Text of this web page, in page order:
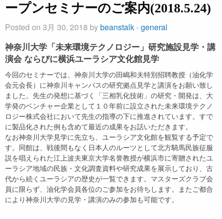
ープンセミナーのご案内(2018.5.24)
Posted on 3月 30, 2018 bybeanstalk-general
神奈川大学「未来環境テクノロジー」研究施設見学・講
演会 ならびに横浜ユーラシア文化館見学
今回のセミナーでは、神奈川大学の田嶋和夫特別招聘教授（油化学
会元会長）に神奈川キャンパスの研究拠点見学と講演をお願い致し
ました。先生の発想に基づく「三相乳化技術」の研究・開発は、大
学発のベンチャー企業として１０年前に設立された未来環境テクノ
ロジー株式会社において先生の指導の下に推進されています。すで
に製品化された例も含めて最近の成果をお話いただきます。
なお神奈川大学見学に先立ち、ユーラシア文化館を観覧する予定で
す。同館は、戦後間もなく日本人のルーツとして北方騎馬民族征服
説を唱えられた江上波夫東京大学名誉教授が横浜市に寄贈されたユ
ーラシア地域の民族・文化調査資料や研究成果を展示しており、古
代から続くユーラシアの歴史が一覧できます。マスターズクラブ会
員に限らず、油化学会員各位のご参加をお待ちします。またご都合
により神奈川大学の見学・講演のみの参加も可能です。